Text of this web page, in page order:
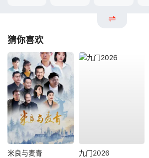
猜你喜欢
米良与麦青 九门2026